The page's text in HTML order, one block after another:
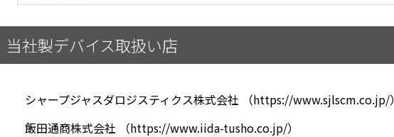
当社製デバイス取扱い店
シャープジャスダロジスティクス株式会社 （https://www.sjlscm.co.jp/）
飯田通商株式会社 （https://www.iida-tusho.co.jp/）